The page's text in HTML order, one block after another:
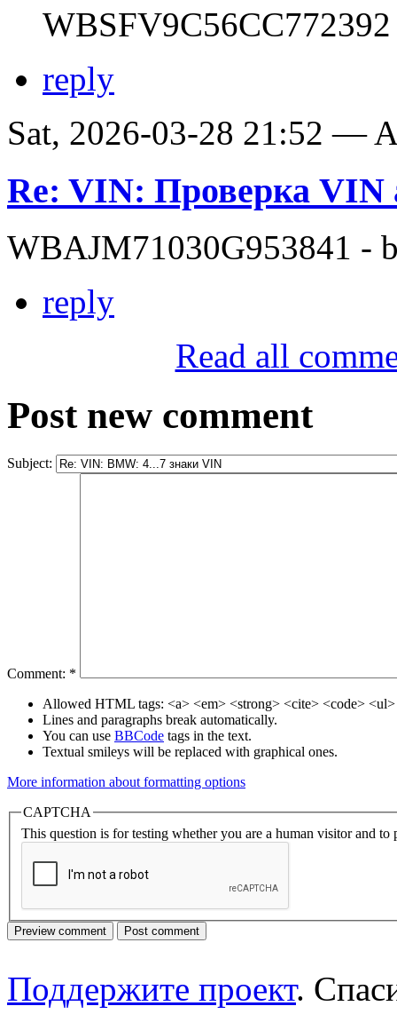
WBSFV9C56CC772392
reply
Sat, 2026-03-28 21:52 —
Re: VIN: Проверка VIN
WBAJM71030G953841 -
reply
Read all
Post new comment
Subject:
Comment: *
Allowed HTML tags: <a> <em> <strong> <cite> <code>
Lines and paragraphs break automatically.
You can use BBCode tags in the text.
Textual smileys will be replaced with graphical ones.
More information about formatting options
CAPTCHA
This question is for testing whether you are a human visitor and to
Поддержите проект.